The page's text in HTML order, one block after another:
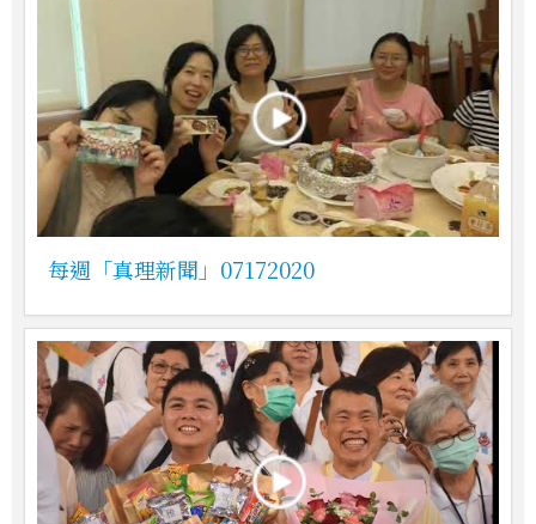
每週「真理新聞」07172020